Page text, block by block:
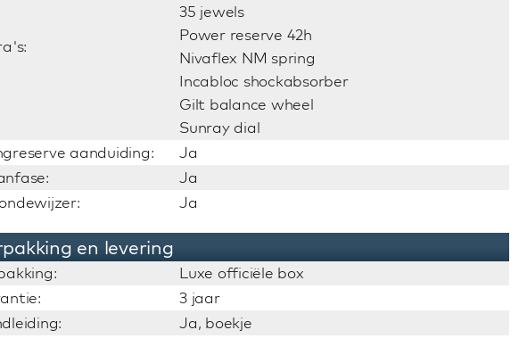
35 jewels
Power reserve 42h
Nivaflex NM spring
Incabloc shockabsorber
Gilt balance wheel
Sunray dial
aanduiding:
Ja
Ja
Ja
en levering
Luxe officiële box
3 jaar
Ja, boekje